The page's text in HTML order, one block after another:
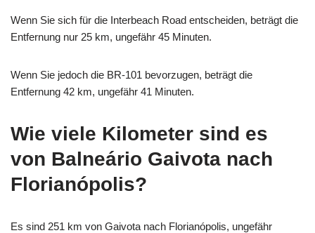
Wenn Sie sich für die Interbeach Road entscheiden, beträgt die
Entfernung nur 25 km, ungefähr 45 Minuten.
Wenn Sie jedoch die BR-101 bevorzugen, beträgt die
Entfernung 42 km, ungefähr 41 Minuten.
Wie viele Kilometer sind es
von Balneário Gaivota nach
Florianópolis?
Es sind 251 km von Gaivota nach Florianópolis, ungefähr